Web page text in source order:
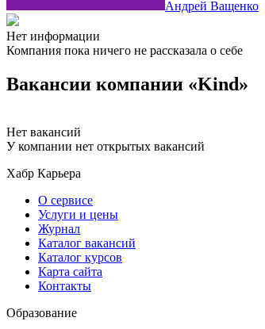
Андрей Ващенко
Нет информации
Компания пока ничего не рассказала о себе
Вакансии компании «Kind»
Нет вакансий
У компании нет открытых вакансий
Хабр Карьера
О сервисе
Услуги и цены
Журнал
Каталог вакансий
Каталог курсов
Карта сайта
Контакты
Образование